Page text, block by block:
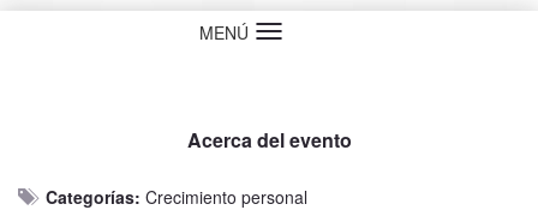
MENÚ Idioma
Acerca del evento
Categorías: Crecimiento personal